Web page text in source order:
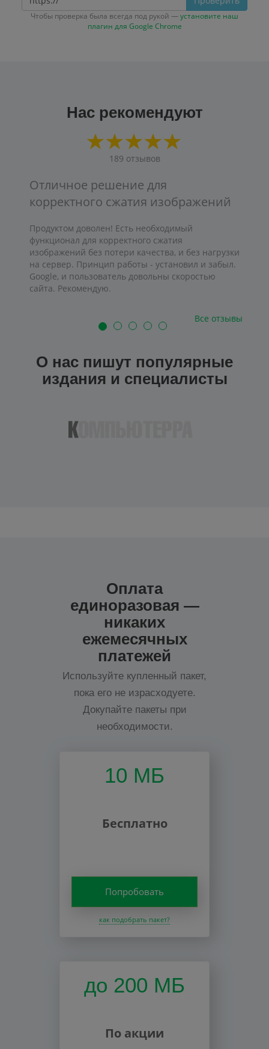
Чтобы проверка была всегда под рукой —установите наш
плагин для Google Chrome
Нас рекомендуют
189 отзывов
Отличное решение для
корректного сжатия изображений
Продуктом доволен! Есть необходимый
функционал для корректного сжатия
изображений без потери качества, и без нагрузки
на сервер. Принцип работы - установил и забыл.
Google, и пользователь довольны скоростью
сайта. Рекомендую.
Все отзывы
О нас пишут популярные
издания и специалисты
Оплата
единоразовая —
никаких
ежемесячных
платежей
Используйте купленный пакет,
пока его не израсходуете.
Докупайте пакеты при
необходимости.
10 МБ
Бесплатно
Попробовать
как подобрать пакет?
до 200 МБ
По акции